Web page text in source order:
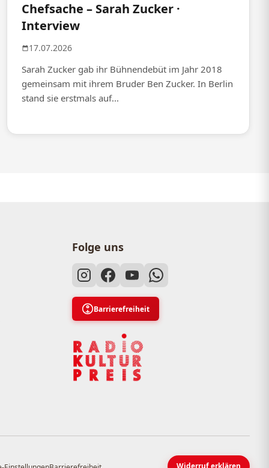
Chefsache – Sarah Zucker ·
Interview
17.07.2026
Sarah Zucker gab ihr Bühnendebüt im Jahr 2018
gemeinsam mit ihrem Bruder Ben Zucker. In Berlin
stand sie erstmals auf...
Folge uns
Barrierefreiheit